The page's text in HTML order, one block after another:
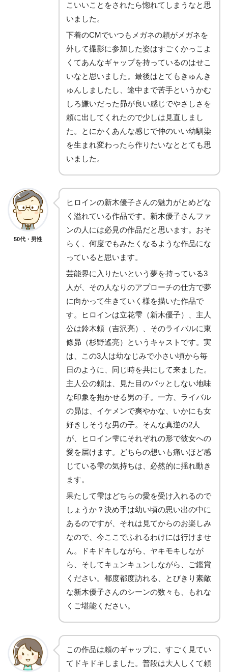
こいいことをされたら惚れてしまうなと思
いました。
下着のCMでいつもメガネの頼がメガネを
外して撮影に参加した姿はすごくかっこよ
くてあんなギャップを持っているのはせこ
いなと思いました。最後はとてもきゅんき
ゅんしましたし、途中まで苦手というかむ
しろ嫌いだった昴が良い感じでやさしさを
頼に出してくれたので少しは見直しまし
た。とにかくあんな感じで仲のいい幼馴染
を生まれ変わったら作りたいなととても思
いました。
50代・男性
ヒロインの新木優子さんの魅力がとめどな
く溢れている作品です。新木優子さんファ
ンの人には必見の作品だと思います。おそ
らく、何度でもみたくなるような作品にな
っていると思います。
芸能界に入りたいという夢を持っている3
人が、その人なりのアプローチの仕方で夢
に向かって生きていく様を描いた作品で
す。ヒロインは立花雫（新木優子）、主人
公は鈴木頼（吉沢亮）、そのライバルに東
條昴（杉野遙亮）というキャストです。実
は、この3人は幼なじみで小さい頃から毎
日のように、同じ時を共にして来ました。
主人公の頼は、見た目のパッとしない地味
な印象を抱かせる男の子。一方、ライバル
の昴は、イケメンで爽やかな、いかにも女
好きしそうな男の子。そんな真逆の2人
が、ヒロイン雫にそれぞれの形で彼女への
愛を届けます。どちらの想いも痛いほど感
じている雫の気持ちは、必然的に揺れ動き
ます。
果たして雫はどちらの愛を受け入れるので
しょうか？決め手は幼い頃の思い出の中に
あるのですが、それは見てからのお楽しみ
なので、今ここでふれるわけには行けませ
ん。ドキドキしながら、ヤキモキしなが
ら、そしてキュンキュンしながら、ご鑑賞
ください。都度都度訪れる、とびきり素敵
な新木優子さんのシーンの数々も、もれな
くご堪能ください。
この作品は頼のギャップに、すごく見てい
てドキドキしました。普段は大人しくて頼